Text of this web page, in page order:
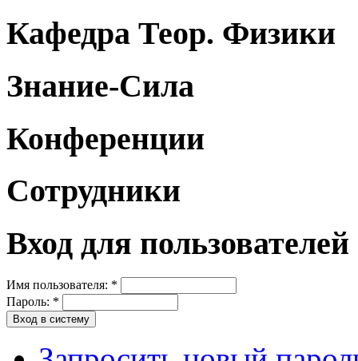
Кафедра Теор. Физики
Знание-Сила
Конференции
Сотрудники
Вход для пользователей
Имя пользователя: *
Пароль: *